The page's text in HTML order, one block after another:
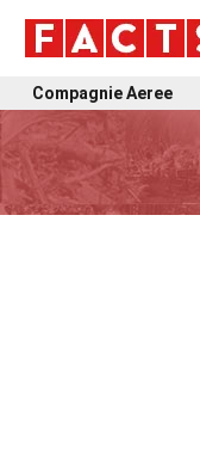
Compagnie Aeree